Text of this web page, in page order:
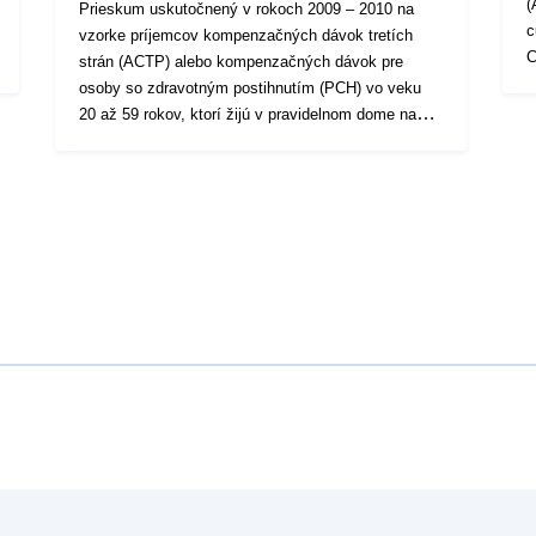
Prieskum uskutočnený v rokoch 2009 – 2010 na
vzorke príjemcov kompenzačných dávok tretích
strán (ACTP) alebo kompenzačných dávok pre
osoby so zdravotným postihnutím (PCH) vo veku
20 až 59 rokov, ktorí žijú v pravidelnom dome na